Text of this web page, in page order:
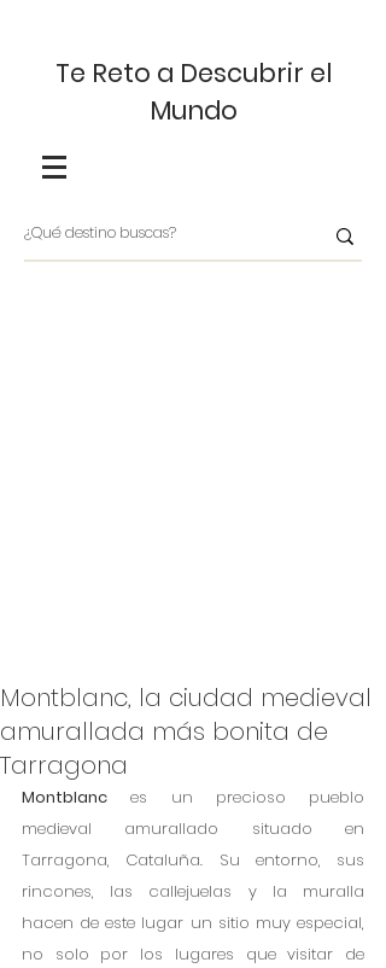
Te Reto a Descubrir el
Mundo
Montblanc, la ciudad medieval
amurallada más bonita de
Tarragona
Montblanc es un precioso pueblo
medieval amurallado situado en
Tarragona, Cataluña. Su entorno, sus
rincones, las callejuelas y la muralla
hacen de este lugar un sitio muy especial,
no solo por los lugares que visitar de